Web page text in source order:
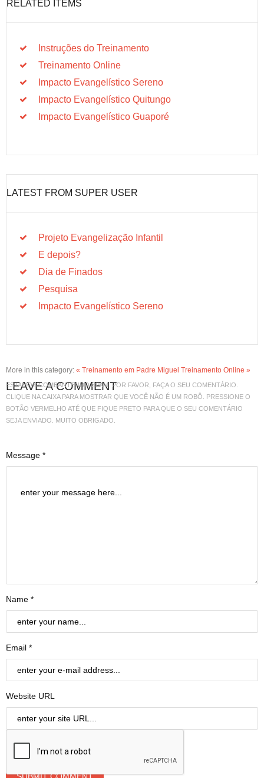
RELATED ITEMS
Instruções do Treinamento
Treinamento Online
Impacto Evangelístico Sereno
Impacto Evangelístico Quitungo
Impacto Evangelístico Guaporé
LATEST FROM SUPER USER
Projeto Evangelização Infantil
E depois?
Dia de Finados
Pesquisa
Impacto Evangelístico Sereno
More in this category: « Treinamento em Padre Miguel Treinamento Online »
LEAVE A COMMENT
ESTAMOS COMBANTENDO SPAM. POR FAVOR, FAÇA O SEU COMENTÁRIO.
CLIQUE NA CAIXA PARA MOSTRAR QUE VOCÊ NÃO É UM ROBÔ. PRESSIONE O
BOTÃO VERMELHO ATÉ QUE FIQUE PRETO PARA QUE O SEU COMENTÁRIO
SEJA ENVIADO. MUITO OBRIGADO.
Message *
Name *
Email *
Website URL